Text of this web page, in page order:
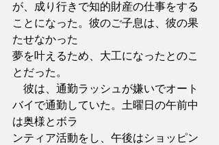
が、成り行きで知的財産の仕事をする
ことになった。彼のご子息は、彼の果
たせなかった
夢を叶えるため、大工になったとのこ
とだった。
彼は、通勤ラッシュが嫌いでオート
バイで通勤していた。土曜日の午前中
は奥様とボラ
ンティア活動をし、午後はショッピン